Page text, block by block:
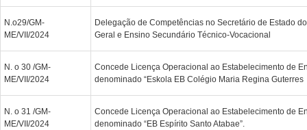
N.o29/GM-
ME/VII/2024
Delegação de Competências no Secretário de Estado
Geral e Ensino Secundário Técnico-Vocacional
N. o 30 /GM-
ME/VII/2024
Concede Licença Operacional ao Estabelecimento de
denominado “Eskola EB Colégio Maria Regina Guterres
N. o 31 /GM-
ME/VII/2024
Concede Licença Operacional ao Estabelecimento de
denominado “EB Espírito Santo Atabae”.